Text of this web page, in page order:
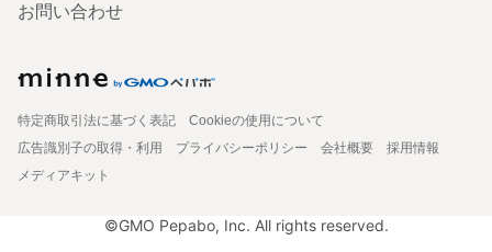
お問い合わせ
特定商取引法に基づく表記
Cookieの使用について
広告識別子の取得・利用
プライバシーポリシー 会社概要
採用情報
メディアキット
©GMO Pepabo, Inc. All rights reserved.